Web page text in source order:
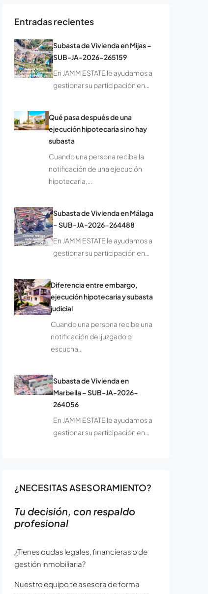
Entradas recientes
Subasta de Vivienda en Mijas –
SUB-JA-2026-265159
En JAMM ESTATE le ayudamos a
gestionar su participación en…
Qué pasa después de una
ejecución hipotecaria si no hay
subasta
Cuando una persona recibe la
notificación de una ejecución
hipotecaria,…
Subasta de Vivienda en Málaga
– SUB-JA-2026-264488
En JAMM ESTATE le ayudamos a
gestionar su participación en…
Diferencia entre embargo,
ejecución hipotecaria y subasta
judicial
Cuando una persona recibe una
notificación del juzgado o
escucha…
Subasta de Vivienda en
Marbella – SUB-JA-2026-
264056
En JAMM ESTATE le ayudamos a
gestionar su participación en…
¿NECESITAS ASESORAMIENTO?
Tu decisión, con respaldo
profesional
¿Tienes dudas legales, financieras o de
gestión inmobiliaria?
Nuestro equipo te asesora de forma